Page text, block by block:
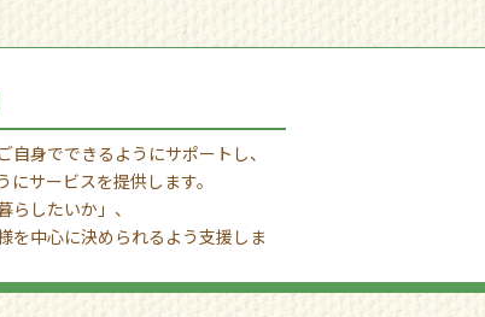
身でできるようにサポートし、
サービスを提供します。
したいか」、
を中心に決められるよう支援しま